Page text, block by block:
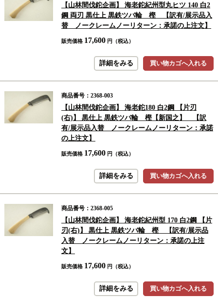
【山林間伐鉈企画】 海老鉈紀州型丸ヒツ 140 白2
鋼 両刃 黒仕上 黒鉄ツバ輪 樫 【訳有/展示品入
替 ノークレームノーリターン：承諾の上注文】
販売価格 17,600 円（税込）
買い物カゴへ入れる
詳細をみる
商品番号：2368-003
【山林間伐鉈企画】 海老鉈180 白2鋼 【片刃
(右)】 黒仕上 黒鉄ツバ輪 樫【新国之】 【訳
有/展示品入替 ノークレームノーリターン：承諾
の上注文】
販売価格 17,600 円（税込）
買い物カゴへ入れる
詳細をみる
商品番号：2368-005
【山林間伐鉈企画】 海老鉈紀州型 170 白2鋼 【片
刃(右)】 黒仕上 黒鉄ツバ輪 樫 【訳有/展示品
入替 ノークレームノーリターン：承諾の上注
文】
販売価格 17,600 円（税込）
買い物カゴへ入れる
詳細をみる